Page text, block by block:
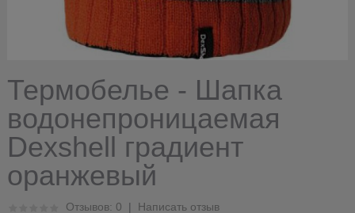
Термобелье - Шапка
водонепроницаемая
Dexshell градиент
оранжевый
Отзывов: 0 | Написать отзыв